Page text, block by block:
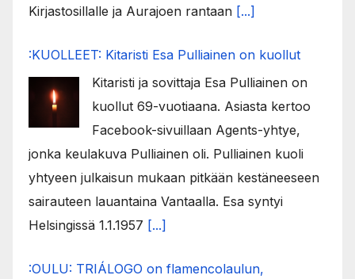
Kirjastosillalle ja Aurajoen rantaan [...]
:KUOLLEET: Kitaristi Esa Pulliainen on kuollut
Kitaristi ja sovittaja Esa Pulliainen on
kuollut 69-vuotiaana. Asiasta kertoo
Facebook-sivuillaan Agents-yhtye,
jonka keulakuva Pulliainen oli. Pulliainen kuoli
yhtyeen julkaisun mukaan pitkään kestäneeseen
sairauteen lauantaina Vantaalla. Esa syntyi
Helsingissä 1.1.1957 [...]
:OULU: TRIÁLOGO on flamencolaulun,